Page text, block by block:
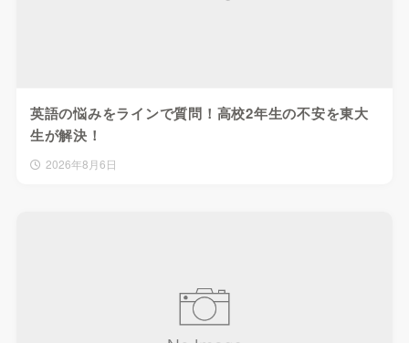
英語の悩みをラインで質問！高校2年生の不安を東大
生が解決！
2026年8月6日